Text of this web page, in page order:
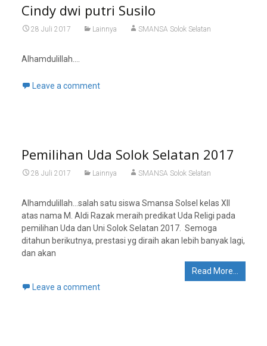
Cindy dwi putri Susilo
28 Juli 2017 Lainnya SMANSA Solok Selatan
Alhamdulillah….
Leave a comment
Pemilihan Uda Solok Selatan 2017
28 Juli 2017 Lainnya SMANSA Solok Selatan
Alhamdulillah…salah satu siswa Smansa Solsel kelas XII
atas nama M. Aldi Razak meraih predikat Uda Religi pada
pemilihan Uda dan Uni Solok Selatan 2017. Semoga
ditahun berikutnya, prestasi yg diraih akan lebih banyak lagi,
dan akan
Read More…
Leave a comment